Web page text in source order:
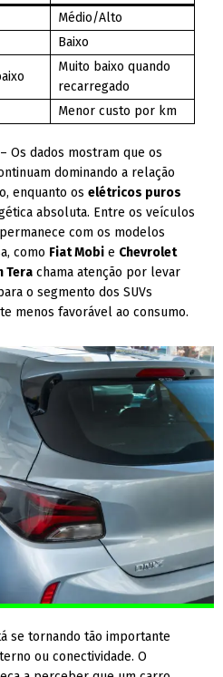
Médio/Alto
Baixo
Muito baixo quando
recarregado
Menor custo por km
– Os dados mostram que os
dominando a relação
enquanto oselétricos puros
absoluta. Entre os veículos
com os modelos
como Fiat Mobi e Chevrolet
Tera chama atenção por levar
o segmento dos SUVs
menos favorável ao consumo.
se tornando tão importante
ou conectividade. O